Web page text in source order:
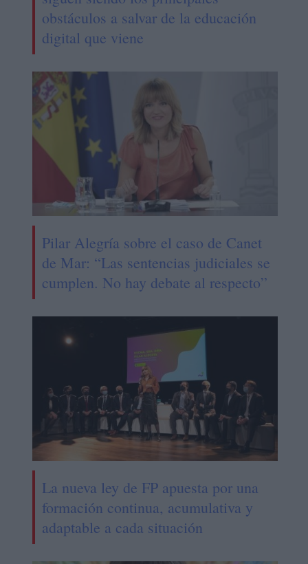
obstáculos a salvar de la educación
digital que viene
Pilar Alegría sobre el caso de Canet
de Mar: “Las sentencias judiciales se
cumplen. No hay debate al respecto”
La nueva ley de FP apuesta por una
formación continua, acumulativa y
adaptable a cada situación